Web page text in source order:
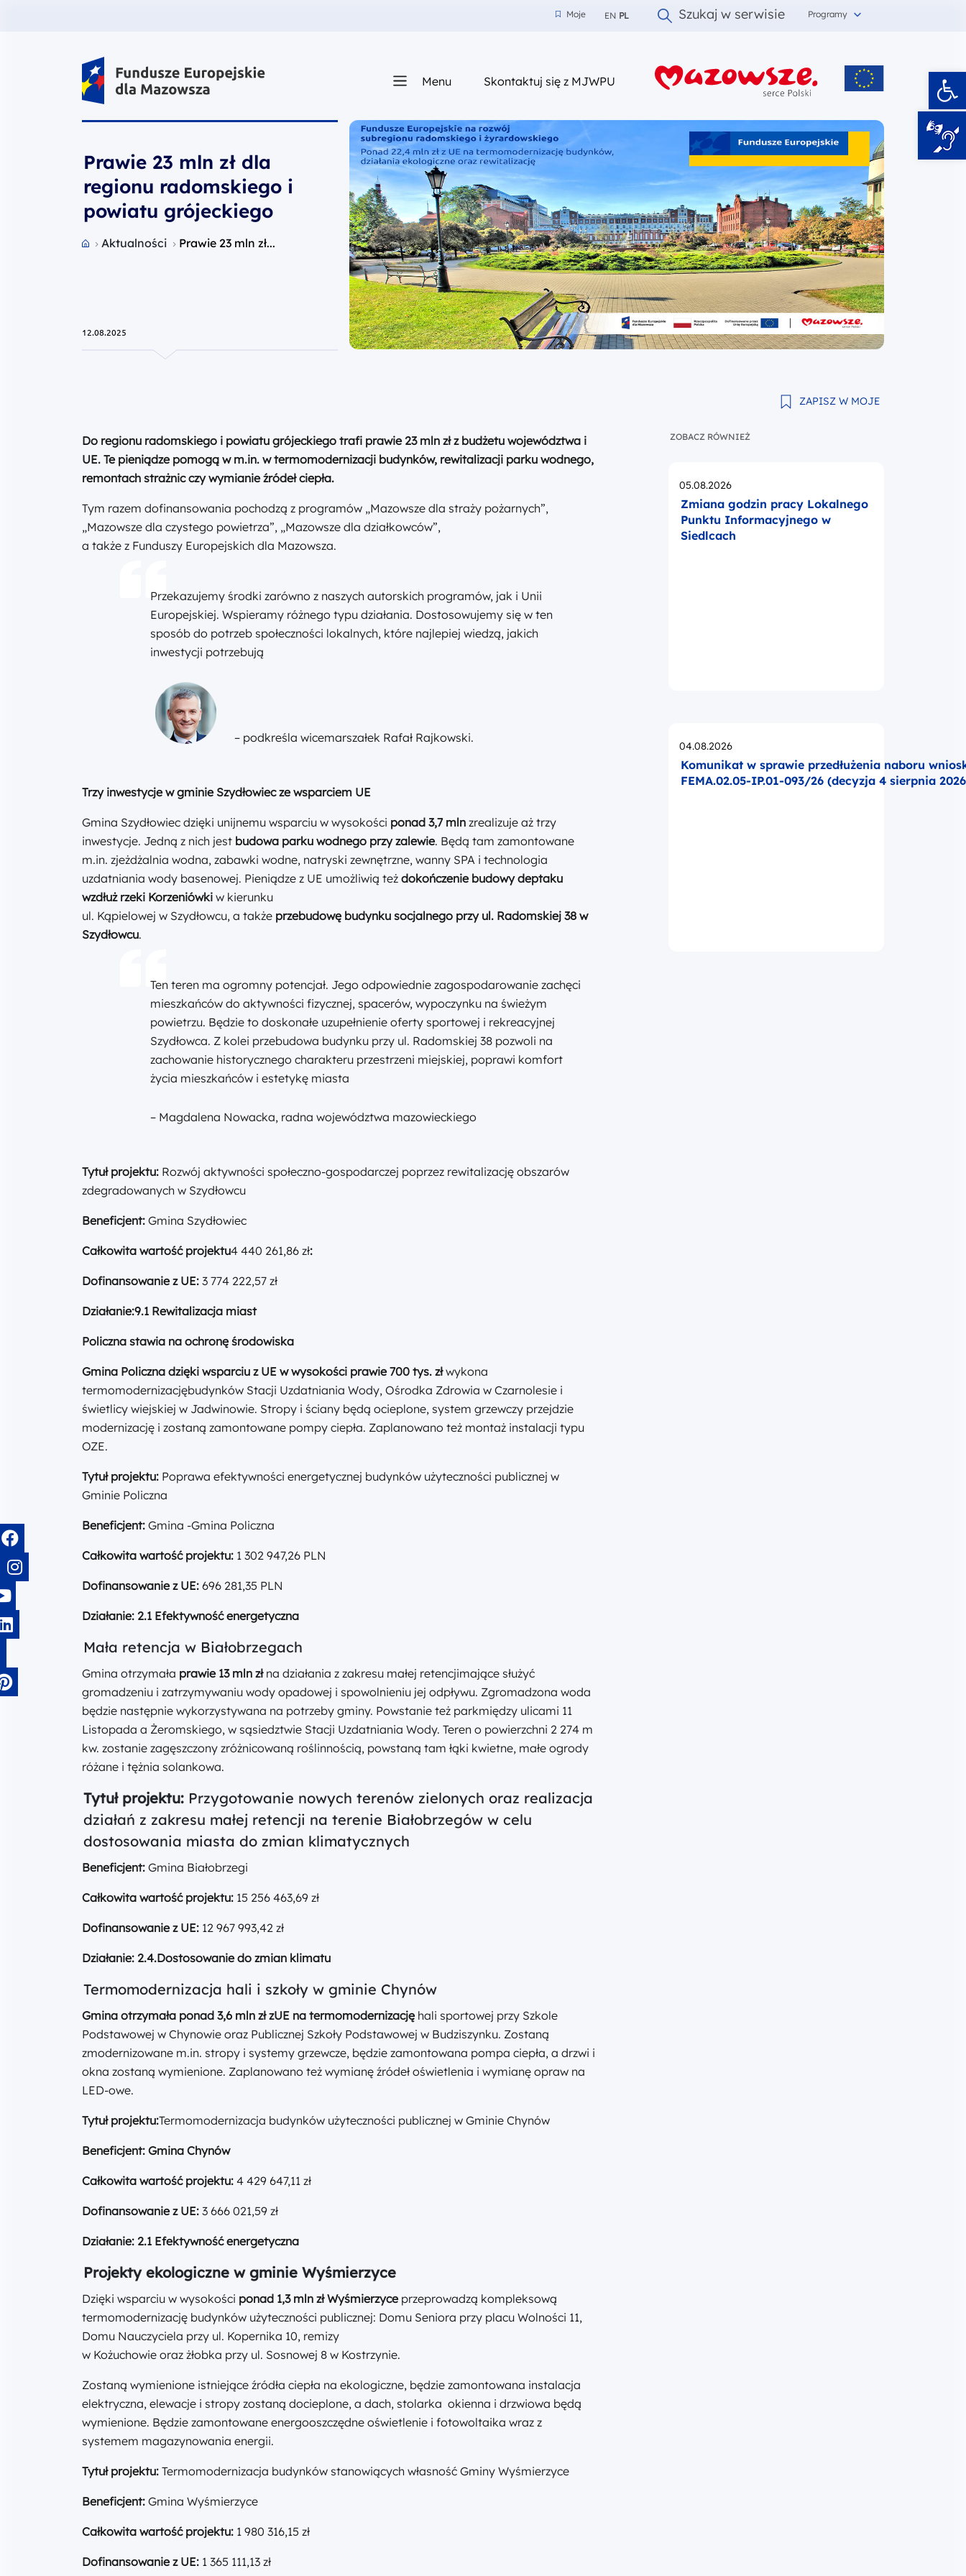
Moje
Moje EN PL Szukaj w serwisie Programy
Fundusze Europejskie dla Mazowsza Menu Skontaktuj się z MJWPUz nami
Prawie 23 mln zł dla
regionu radomskiego i
powiatu grójeckiego
Przejdź do strony głównej portalu
Aktualności Prawie 23 mln zł...
12.08.2025
ZAPISZ W MOJE
Do regionu radomskiego i powiatu grójeckiego trafi prawie 23 mln zł z budżetu województwa i
UE. Te pieniądze pomogą w m.in. w termomodernizacji budynków, rewitalizacji parku wodnego,
remontach strażnic czy wymianie źródeł ciepła.
Tym razem dofinansowania pochodzą z programów „Mazowsze dla straży pożarnych”,
„Mazowsze dla czystego powietrza”, „Mazowsze dla działkowców”,
a także z Funduszy Europejskich dla Mazowsza.
Przekazujemy środki zarówno z naszych autorskich programów, jak i Unii
Europejskiej. Wspieramy różnego typu działania. Dostosowujemy się w ten
sposób do potrzeb społeczności lokalnych, które najlepiej wiedzą, jakich
inwestycji potrzebują
– podkreśla wicemarszałek Rafał Rajkowski.
Trzy inwestycje w gminie Szydłowiec ze wsparciem UE
Gmina Szydłowiec dzięki unijnemu wsparciu w wysokości ponad 3,7 mln zrealizuje aż trzy
inwestycje. Jedną z nich jest budowa parku wodnego przy zalewie. Będą tam zamontowane
m.in. zjeżdżalnia wodna, zabawki wodne, natryski zewnętrzne, wanny SPA i technologia
uzdatniania wody basenowej. Pieniądze z UE umożliwią też dokończenie budowy deptaku
wzdłuż rzeki Korzeniówki w kierunku
ul. Kąpielowej w Szydłowcu, a także przebudowę budynku socjalnego przy ul. Radomskiej 38 w
Szydłowcu.
Ten teren ma ogromny potencjał. Jego odpowiednie zagospodarowanie zachęci
mieszkańców do aktywności fizycznej, spacerów, wypoczynku na świeżym
powietrzu. Będzie to doskonałe uzupełnienie oferty sportowej i rekreacyjnej
Szydłowca. Z kolei przebudowa budynku przy ul. Radomskiej 38 pozwoli na
zachowanie historycznego charakteru przestrzeni miejskiej, poprawi komfort
życia mieszkańców i estetykę miasta
– Magdalena Nowacka, radna województwa mazowieckiego
Tytuł projektu: Rozwój aktywności społeczno-gospodarczej poprzez rewitalizację obszarów
zdegradowanych w Szydłowcu
Beneficjent: Gmina Szydłowiec
Całkowita wartość projektu4 440 261,86 zł:
Dofinansowanie z UE: 3 774 222,57 zł
Działanie:9.1 Rewitalizacja miast
Policzna stawia na ochronę środowiska
Gmina Policzna dzięki wsparciu z UE w wysokości prawie 700 tys. złwykona
termomodernizacjębudynków Stacji Uzdatniania Wody, Ośrodka Zdrowia w Czarnolesie i
świetlicy wiejskiej w Jadwinowie. Stropy i ściany będą ocieplone, system grzewczy przejdzie
modernizację i zostaną zamontowane pompy ciepła. Zaplanowano też montaż instalacji typu
OZE.
Tytuł projektu: Poprawa efektywności energetycznej budynków użyteczności publicznej w
Gminie Policzna
Beneficjent: Gmina -Gmina Policzna
Całkowita wartość projektu: 1 302 947,26 PLN
Dofinansowanie z UE: 696 281,35 PLN
Działanie: 2.1 Efektywność energetyczna
Mała retencja w Białobrzegach
Gmina otrzymała prawie 13 mln zł na działania z zakresu małej retencjimające służyć
gromadzeniu i zatrzymywaniu wody opadowej i spowolnieniu jej odpływu. Zgromadzona woda
będzie następnie wykorzystywana na potrzeby gminy. Powstanie też parkmiędzy ulicami 11
Listopada a Żeromskiego, w sąsiedztwie Stacji Uzdatniania Wody. Teren o powierzchni 2 274 m
kw. zostanie zagęszczony zróżnicowaną roślinnością, powstaną tam łąki kwietne, małe ogrody
różane i tężnia solankowa.
Tytuł projektu: Przygotowanie nowych terenów zielonych oraz realizacja
działań z zakresu małej retencji na terenie Białobrzegów w celu
dostosowania miasta do zmian klimatycznych
Beneficjent: Gmina Białobrzegi
Całkowita wartość projektu: 15 256 463,69 zł
Dofinansowanie z UE: 12 967 993,42 zł
Działanie: 2.4.Dostosowanie do zmian klimatu
Termomodernizacja hali i szkoły w gminie Chynów
Gmina otrzymała ponad 3,6 mln zł zUE na termomodernizację hali sportowej przy Szkole
Podstawowej w Chynowie oraz Publicznej Szkoły Podstawowej w Budziszynku. Zostaną
zmodernizowane m.in. stropy i systemy grzewcze, będzie zamontowana pompa ciepła, a drzwi i
okna zostaną wymienione. Zaplanowano też wymianę źródeł oświetlenia i wymianę opraw na
LED-owe.
Tytuł projektu:Termomodernizacja budynków użyteczności publicznej w Gminie Chynów
Beneficjent: Gmina Chynów
Całkowita wartość projektu: 4 429 647,11 zł
Dofinansowanie z UE: 3 666 021,59 zł
Działanie: 2.1 Efektywność energetyczna
Projekty ekologiczne w gminie Wyśmierzyce
Dzięki wsparciu w wysokości ponad 1,3 mln zł Wyśmierzyce przeprowadzą kompleksową
termomodernizację budynków użyteczności publicznej: Domu Seniora przy placu Wolności 11,
Domu Nauczyciela przy ul. Kopernika 10, remizy
w Kożuchowie oraz żłobka przy ul. Sosnowej 8 w Kostrzynie.
Zostaną wymienione istniejące źródła ciepła na ekologiczne, będzie zamontowana instalacja
elektryczna, elewacje i stropy zostaną docieplone, a dach, stolarka okienna i drzwiowa będą
wymienione. Będzie zamontowane energooszczędne oświetlenie i fotowoltaika wraz z
systemem magazynowania energii.
Tytuł projektu: Termomodernizacja budynków stanowiących własność Gminy Wyśmierzyce
Beneficjent: Gmina Wyśmierzyce
Całkowita wartość projektu: 1 980 316,15 zł
Dofinansowanie z UE: 1 365 111,13 zł
ZOBACZ RÓWNIEŻ
Opublikowano
05.08.2026
Zmiana godzin pracy Lokalnego
Punktu Informacyjnego w
Siedlcach
Opublikowano
04.08.2026
Komunikat w sprawie przedłużenia naboru
FEMA.02.05-IP.01-093/26 (decyzja 4 sierpnia